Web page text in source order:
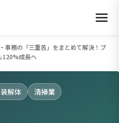
事務の「三重苦」をまとめて解決！プ
120%成長へ
解体
清掃業